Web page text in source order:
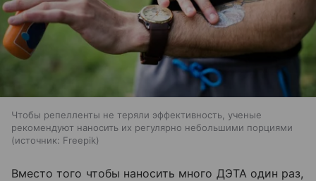
Чтобы репелленты не теряли эффективность, ученые
рекомендуют наносить их регулярно небольшими порциями
источник: Freepik
Вместо того чтобы наносить много ДЭТА один раз,